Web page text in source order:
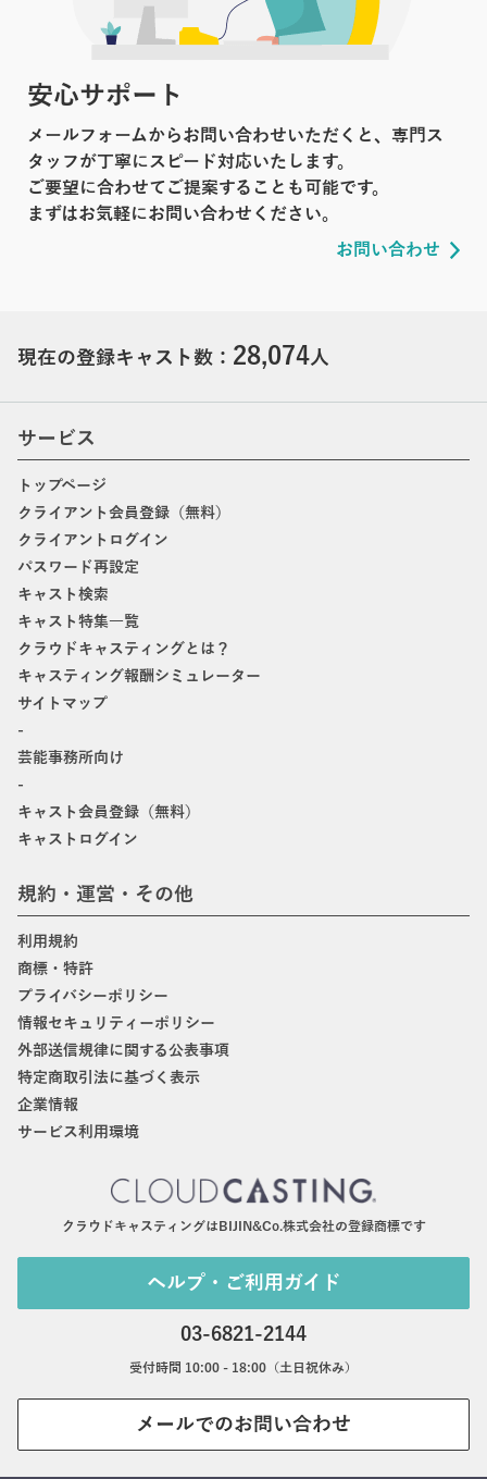
安心サポート
メールフォームからお問い合わせいただくと、専門ス
タッフが丁寧にスピード対応いたします。
ご要望に合わせてご提案することも可能です。
まずはお気軽にお問い合わせください。
お問い合わせ
現在の登録キャスト数： 28,074人
サービス
トップページ
クライアント会員登録（無料）
クライアントログイン
パスワード再設定
キャスト検索
キャスト特集一覧
クラウドキャスティングとは？
キャスティング報酬シミュレーター
サイトマップ
-
芸能事務所向け
-
キャスト会員登録（無料）
キャストログイン
規約・運営・その他
利用規約
商標・特許
プライバシーポリシー
情報セキュリティーポリシー
外部送信規律に関する公表事項
特定商取引法に基づく表示
企業情報
サービス利用環境
クラウドキャスティングはBIJIN&Co.株式会社の登録商標です
ヘルプ・ご利用ガイド
03-6821-2144
受付時間 10:00 - 18:00（土日祝休み）
メールでのお問い合わせ